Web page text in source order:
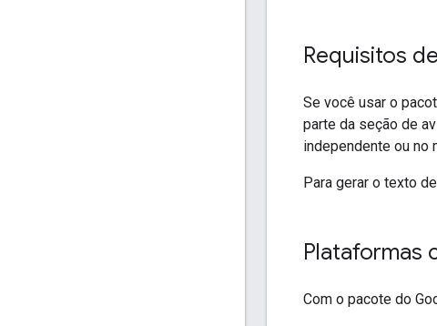
Requisitos
Se você usar o
parte da seção de
independente ou no
Para gerar o texto
Plataformas
Com o pacote do